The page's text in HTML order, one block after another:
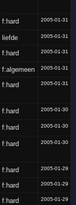
f:hard 2005-01-31
liefde 2005-01-31
f:hard 2005-01-31
f:algemeen 2005-01-31
f:hard 2005-01-31
f:hard 2005-01-30
f:hard 2005-01-30
f:hard 2005-01-30
f:hard 2005-01-29
f:hard 2005-01-29
f:hard 2005-01-29